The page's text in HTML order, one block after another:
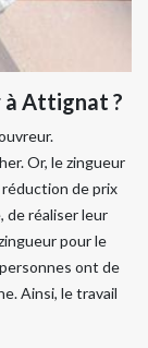
à Attignat ?
Or, le zingueur
de prix
de réaliser leur
pour le
ont de
Ainsi, le travail